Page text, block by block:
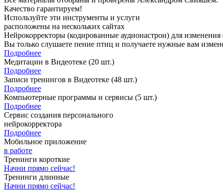
Качество гарантируем!
Используйте эти инструменты и услуги
расположены на нескольких сайтах
Нейрокорректоры (кодированные аудионастрои) для
Вы только слушаете пение птиц и получаете нужные вам
Подробнее
Медитации в Видеотеке (20 шт.)
Подробнее
Записи тренингов в Видеотеке (48 шт.)
Подробнее
Компьютерные программы и сервисы (5 шт.)
Подробнее
Сервис создания персонального
нейрокорректора
Подробнее
Мобильное приложение
в работе
Тренинги короткие
Начни прямо сейчас!
Тренинги длинные
Начни прямо сейчас!